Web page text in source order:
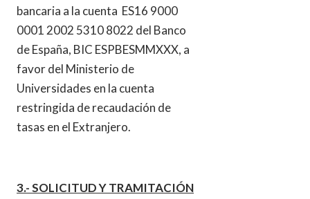
bancaria a la cuenta ES16 9000
0001 2002 5310 8022 del Banco
de España, BIC ESPBESMMXXX, a
favor del Ministerio de
Universidades en la cuenta
restringida de recaudación de
tasas en el Extranjero.
3.- SOLICITUD Y TRAMITACIÓN